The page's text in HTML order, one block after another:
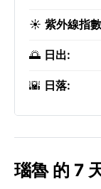
☀️ 紫外線指
🌅 日出:
🌇 日落:
瑙魯 的 7